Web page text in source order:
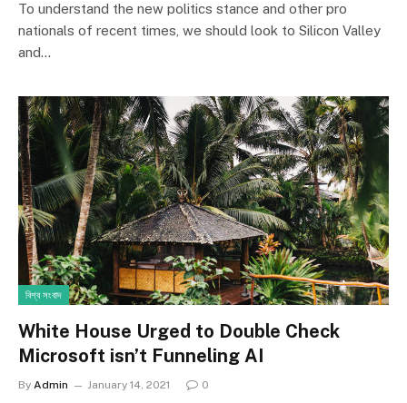
To understand the new politics stance and other pro
nationals of recent times, we should look to Silicon Valley
and…
বিশ্ব সংবাদ
White House Urged to Double Check
Microsoft isn’t Funneling AI
By Admin January 14, 2021 0